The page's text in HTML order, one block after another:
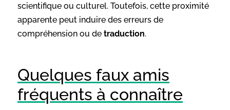
scientifique ou culturel. Toutefois, cette proximité
apparente peut induire des erreurs de
compréhension ou de traduction.
Quelques faux amis
fréquents à connaître